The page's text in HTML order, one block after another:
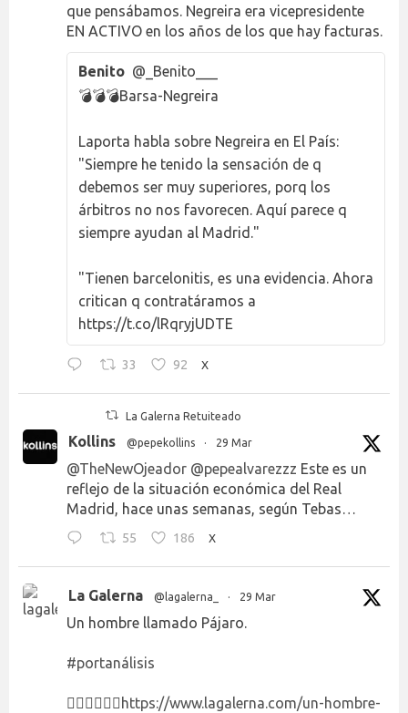
que pensábamos. Negreira era vicepresidente
EN ACTIVO en los años de los que hay facturas.
Benito @_Benito___
💣💣💣Barsa-Negreira
Laporta habla sobre Negreira en El País:
"Siempre he tenido la sensación de q
debemos ser muy superiores, porq los
árbitros no nos favorecen. Aquí parece q
siempre ayudan al Madrid."
"Tienen barcelonitis, es una evidencia. Ahora
critican q contratáramos a
https://t.co/lRqryjUDTE
33 92 X
La Galerna Retuiteado
Kollins @pepekollins · 29 Mar
@TheNewOjeador @pepealvarezzz Este es un
reflejo de la situación económica del Real
Madrid, hace unas semanas, según Tebas…
55 186 X
La Galerna @lagalerna_ · 29 Mar
Un hombre llamado Pájaro.
#portanálisis
👉🏻👉🏻👉🏻 https://www.lagalerna.com/un-hombre-